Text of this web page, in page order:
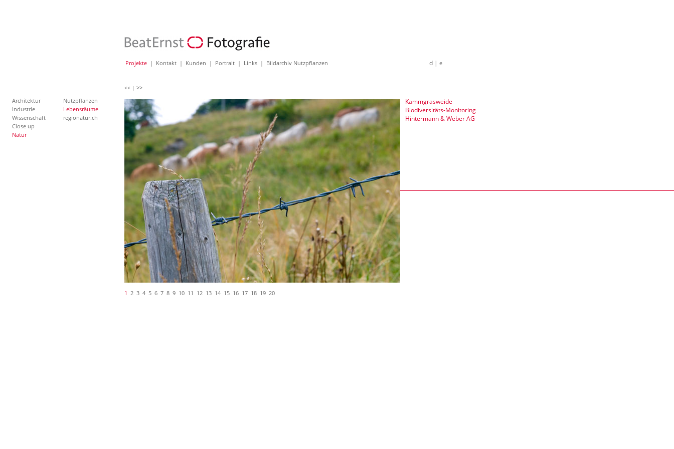
Projekte | Kontakt | Kunden | Portrait | Links | Bildarchiv Nutzpflanzen d | e
Architektur
Industrie
Wissenschaft
Close up
Natur
Nutzpflanzen
Lebensräume
regionatur.ch
<< | >>
Kammgrasweide
Biodiversitäts-Monitoring
Hintermann & Weber AG
1 2 3 4 5 6 7 8 9 10 11 12 13 14 15 16 17 18 19 20